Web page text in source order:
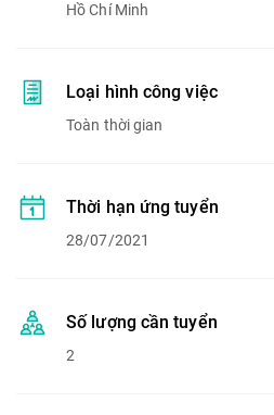
Hồ Chí Minh
Loại hình công việc
Toàn thời gian
Thời hạn ứng tuyển
28/07/2021
Số lượng cần tuyển
2